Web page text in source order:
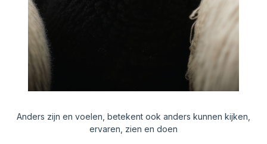
Anders zijn en voelen, betekent ook anders kunnen kijken,
ervaren, zien en doen